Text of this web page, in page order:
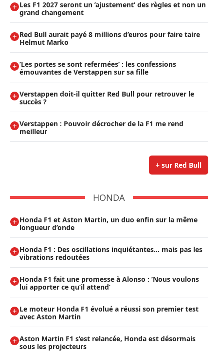
Les F1 2027 seront un ’ajustement’ des règles et non un
grand changement
Red Bull aurait payé 8 millions d’euros pour faire taire
Helmut Marko
’Les portes se sont refermées’ : les confessions
émouvantes de Verstappen sur sa fille
Verstappen doit-il quitter Red Bull pour retrouver le
succès ?
Verstappen : Pouvoir décrocher de la F1 me rend
meilleur
+ sur Red Bull
HONDA
Honda F1 et Aston Martin, un duo enfin sur la même
longueur d’onde
Honda F1 : Des oscillations inquiétantes… mais pas les
vibrations redoutées
Honda F1 fait une promesse à Alonso : ’Nous voulons
lui apporter ce qu’il attend’
Le moteur Honda F1 évolué a réussi son premier test
avec Aston Martin
Aston Martin F1 s’est relancée, Honda est désormais
sous les projecteurs